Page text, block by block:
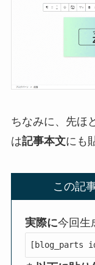
ちなみに、先ほ
は記事本文にも
この記
実際に今回生
[blog_parts